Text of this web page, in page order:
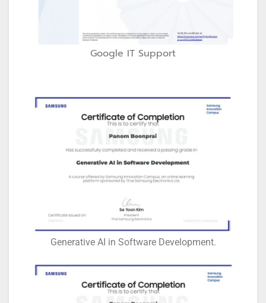
Google IT Support
Generative AI in Software Development.